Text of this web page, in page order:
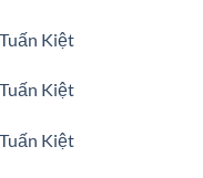
Kiệt
Kiệt
Kiệt